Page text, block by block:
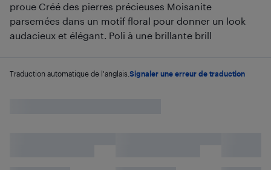
proue Créé des pierres précieuses Moisanite
parsemées dans un motif floral pour donner un look
audacieux et élégant. Poli à une brillante brill
Traduction automatique de l'anglais. Signaler une erreur de traduction